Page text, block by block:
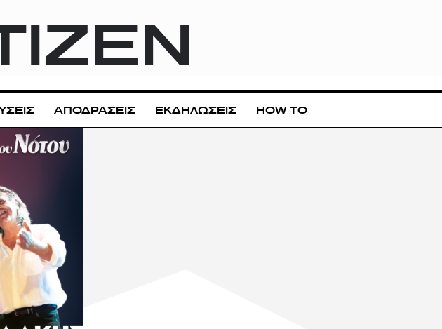
ΑΠΟΔΡΑΣΕΙΣ ΕΚΔΗΛΩΣΕΙΣ HOW TO